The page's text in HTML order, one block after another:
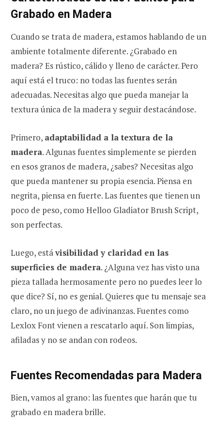
Grabado en Madera
Cuando se trata de madera, estamos hablando de un
ambiente totalmente diferente. ¿Grabado en
madera? Es rústico, cálido y lleno de carácter. Pero
aquí está el truco: no todas las fuentes serán
adecuadas. Necesitas algo que pueda manejar la
textura única de la madera y seguir destacándose.
Primero, adaptabilidad a la textura de la
madera. Algunas fuentes simplemente se pierden
en esos granos de madera, ¿sabes? Necesitas algo
que pueda mantener su propia esencia. Piensa en
negrita, piensa en fuerte. Las fuentes que tienen un
poco de peso, como Helloo Gladiator Brush Script,
son perfectas.
Luego, estávisibilidad y claridad en las
superficies de madera. ¿Alguna vez has visto una
pieza tallada hermosamente pero no puedes leer lo
que dice? Sí, no es genial. Quieres que tu mensaje sea
claro, no un juego de adivinanzas. Fuentes como
Lexlox Font vienen a rescatarlo aquí. Son limpias,
afiladas y no se andan con rodeos.
Fuentes Recomendadas para Madera
Bien, vamos al grano: las fuentes que harán que tu
grabado en madera brille.